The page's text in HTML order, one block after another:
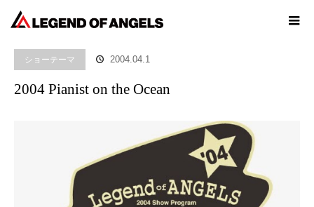
ブログ
ショーテーマ
ショーテーマ 2004.04.1
2004 Pianist on the Ocean